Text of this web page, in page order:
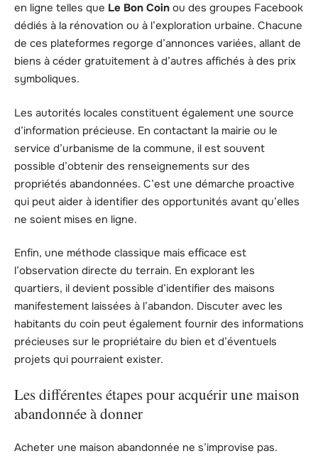
en ligne telles que Le Bon Coin ou des groupes Facebook
dédiés à la rénovation ou à l’exploration urbaine. Chacune
de ces plateformes regorge d’annonces variées, allant de
biens à céder gratuitement à d’autres affichés à des prix
symboliques.
Les autorités locales constituent également une source
d’information précieuse. En contactant la mairie ou le
service d’urbanisme de la commune, il est souvent
possible d’obtenir des renseignements sur des
propriétés abandonnées. C’est une démarche proactive
qui peut aider à identifier des opportunités avant qu’elles
ne soient mises en ligne.
Enfin, une méthode classique mais efficace est
l’observation directe du terrain. En explorant les
quartiers, il devient possible d’identifier des maisons
manifestement laissées à l’abandon. Discuter avec les
habitants du coin peut également fournir des informations
précieuses sur le propriétaire du bien et d’éventuels
projets qui pourraient exister.
Les différentes étapes pour acquérir une maison
abandonnée à donner
Acheter une maison abandonnée ne s’improvise pas.